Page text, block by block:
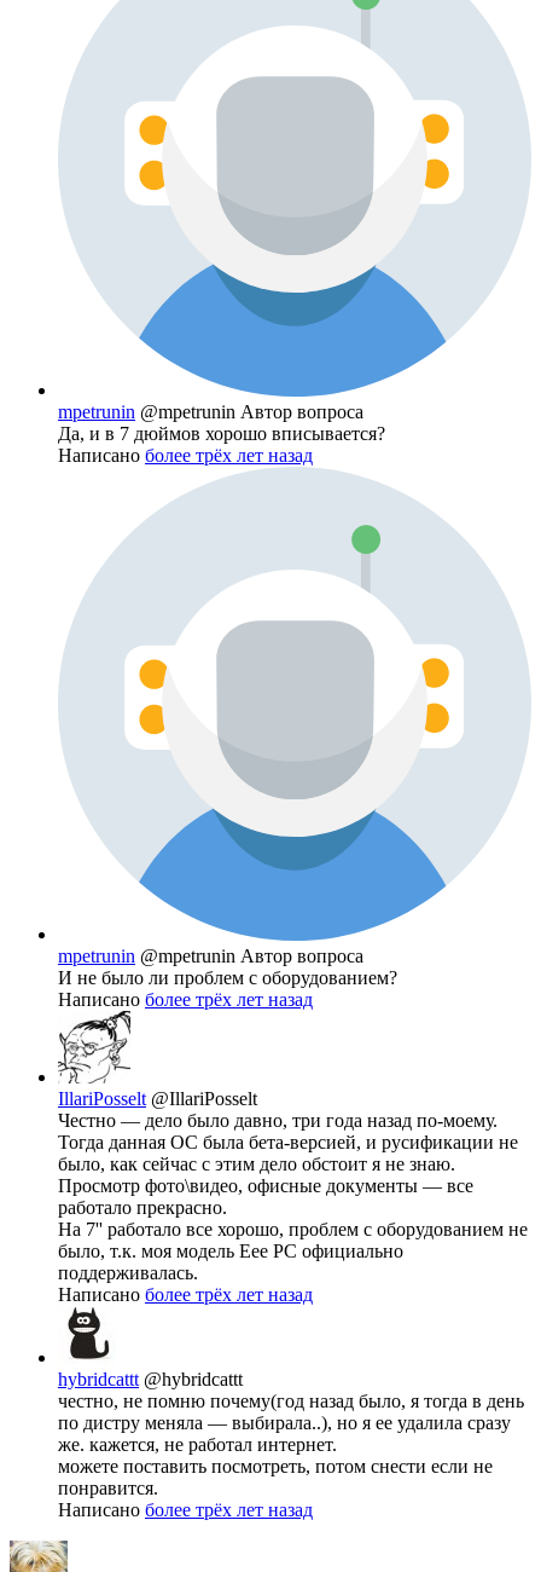
mpetrunin @mpetrunin Автор вопроса
Да, и в 7 дюймов хорошо вписывается?
Написано более трёх лет назад
mpetrunin @mpetrunin Автор вопроса
И не было ли проблем с оборудованием?
Написано более трёх лет назад
IllariPosselt @IllariPosselt
Честно — дело было давно, три года назад по-моему.
Тогда данная ОС была бета-версией, и русификации не
было, как сейчас с этим дело обстоит я не знаю.
Просмотр фото\видео, офисные документы — все
работало прекрасно.
На 7'' работало все хорошо, проблем с оборудованием не
было, т.к. моя модель Eee PC официально
поддерживалась.
Написано более трёх лет назад
hybridcattt @hybridcattt
честно, не помню почему(год назад было, я тогда в день
по дистру меняла — выбирала..), но я ее удалила сразу
же. кажется, не работал интернет.
можете поставить посмотреть, потом снести если не
понравится.
Написано более трёх лет назад